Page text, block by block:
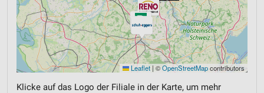
Leaflet | ©OpenStreetMapcontributors
Klicke auf das Logo der Filiale in der Karte, um mehr